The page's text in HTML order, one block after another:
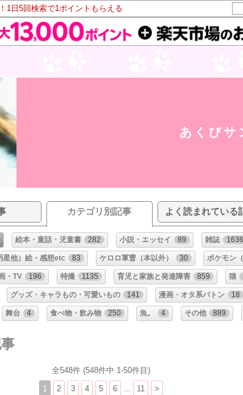
1日5回検索で1ポイントもらえる
あくびサ
カテゴリ別記事 よく読まれている
絵本・童話・児童書 282 小説・エッセイ 89 雑誌 1636
星他）絵・感想etc 83 ケロロ軍曹（本以外） 30 ポケモン
・TV 196 特撮 1135 育児と家族と発達障害 859 猫
グッズ・キャラもの・可愛いもの 141 漫画・オタ系バトン 18
舞台 4 食べ物・飲み物 250 魚。 4 その他 889
全548件 (548件中 1-50件目)
1 2 3 4 5 6 11 >